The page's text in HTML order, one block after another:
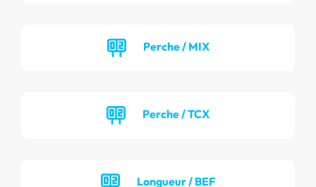
Perche / MIX
Perche / TCX
Longueur / BEF